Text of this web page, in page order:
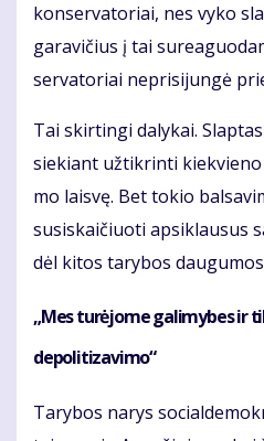
kon­ser­va­to­riai, nes vy­ko
ga­ra­vi­čius į tai
ser­va­to­riai ne­pri­si­jun­gė
Tai skir­tin­gi da­ly­kai.
sie­kiant už­tik­rin­ti
mo lais­vę. Bet to­kio
su­si­skai­čiuo­ti ap­si­klau­sus
dėl ki­tos ta­ry­bos
„Mes tu­rė­jo­me ga­li­my­bes ir
de­po­li­ti­za­vi­mo“
Ta­ry­bos na­rys